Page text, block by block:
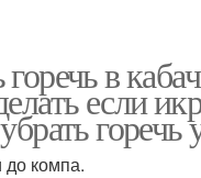
в
если
горечь
компа.